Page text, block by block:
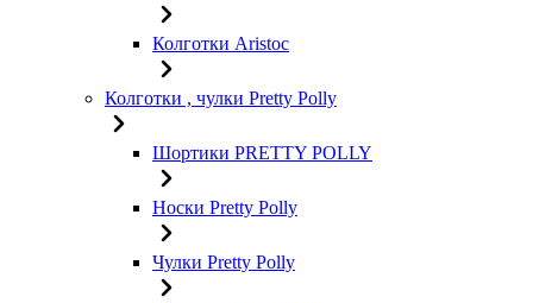
Колготки Aristoc
Колготки , чулки Pretty Polly
Шортики PRETTY POLLY
Носки Pretty Polly
Чулки Pretty Polly